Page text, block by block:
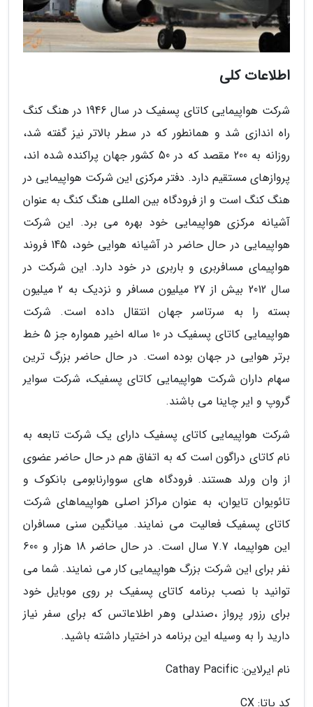
اطلاعات کلی
شرکت هواپیمایی کاتای پسفیک در سال 1946 در هنگ کنگ
راه اندازی شد و همانطور که در سطر بالاتر نیز گفته شد،
روزانه به 200 مقصد که در 50 کشور جهان پراکنده شده اند،
پروازهای مستقیم دارد. دفتر مرکزی این شرکت هواپیمایی در
هنگ کنگ است و از فرودگاه بین المللی هنگ کنگ به عنوان
آشیانه مرکزی هواپیمایی خود بهره می برد. این شرکت
هواپیمایی در حال حاضر در آشیانه هوایی خود، 145 فروند
هواپیمای مسافربری و باربری در خود دارد. این شرکت در
سال 2012 بیش از 27 میلیون مسافر و نزدیک به 2 میلیون
بسته را به سرتاسر جهان انتقال داده است. شرکت
هواپیمایی کاتای پسفیک در 10 ساله اخیر همواره جز 5 خط
برتر هوایی در جهان بوده است. در حال حاضر بزرگ ترین
سهام داران شرکت هواپیمایی کاتای پسفیک، شرکت سوایر
گروپ و ایر چاینا می باشند.
شرکت هواپیمایی کاتای پسفیک دارای یک شرکت تابعه به
نام کاتای دراگون است که به اتفاق هم در حال حاضر عضوی
از وان ورلد هستند. فرودگاه های سووارنابومی بانکوک و
تائویوان تایوان، به عنوان مراکز اصلی هواپیماهای شرکت
کاتای پسفیک فعالیت می نمایند. میانگین سنی مسافران
این هواپیما، 7.7 سال است. در حال حاضر 18 هزار و 600
نفر برای این شرکت بزرگ هواپیمایی کار می نمایند. شما می
توانید با نصب برنامه کاتای پسفیک بر روی موبایل خود
برای رزور پرواز ،صندلی وهر اطلاعاتس که برای سفر نیاز
دارید را به وسیله این برنامه در اختیار داشته باشید.
نام ایرلاین: Cathay Pacific
کد یاتا: CX